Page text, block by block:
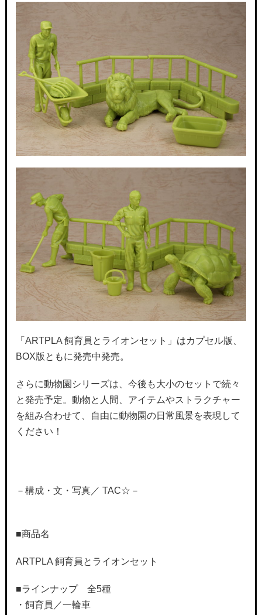
「ARTPLA 飼育員とライオンセット」はカプセル版、
BOX版ともに発売中発売。
さらに動物園シリーズは、今後も大小のセットで続々
と発売予定。動物と人間、アイテムやストラクチャー
を組み合わせて、自由に動物園の日常風景を表現して
ください！
－構成・文・写真／ TAC☆－
■商品名
ARTPLA 飼育員とライオンセット
■ラインナップ 全5種
・飼育員／一輪車